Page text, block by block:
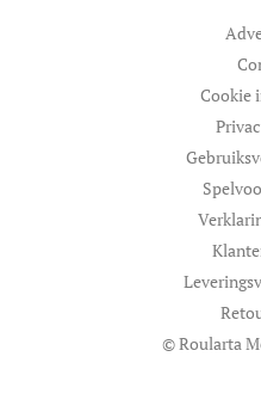
Cookie
© Roularta